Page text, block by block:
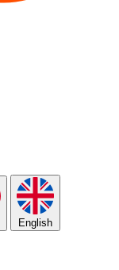
English